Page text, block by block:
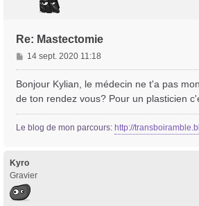
Re: Mastectomie
M
e
a
g
e
14 sept. 2020 11:18
Bonjour Kylian, le médecin ne t'a pas
de ton rendez vous? Pour un plasticien
Le blog de mon parcours: http://
Kyro
Gravier